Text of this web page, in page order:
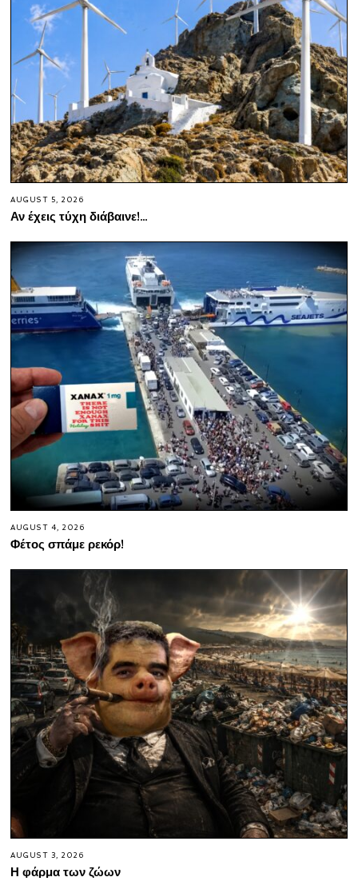
AUGUST 5, 2026
Αν έχεις τύχη διάβαινε!…
AUGUST 4, 2026
Φέτος σπάμε ρεκόρ!
AUGUST 3, 2026
Η φάρμα των ζώων